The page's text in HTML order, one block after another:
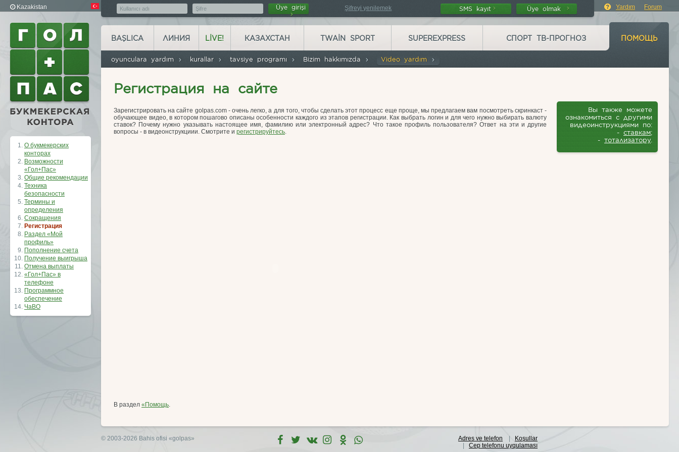
Kazakistan Yardım Forum
Şifreyi yenilemek SMS kayıt Üye olmak
О букмекерских
конторах
Возможности
«Гол+Пас»
Общие рекомендации
Техника
безопасности
Термины и
определения
Сокращения
Регистрация
Раздел «Мой
профиль»
Пополнение счета
Получение выигрыша
Отмена выплаты
«Гол+Пас» в
телефоне
Программное
обеспечение
ЧаВО
BAŞLICA ЛИНИЯ LIVE! КАЗАХСТАН TWAIN SPORT SUPEREXPRESS СПОРТ ТВ-ПРОГНОЗ ПОМОЩЬ
oyunculara yardım kurallar tavsiye programı Bizim hakkımızda Video yardım
Регистрация на сайте
Вы также можете
ознакомиться с другими
видеоинструкциями по:
- ставкам;
- тотализатору.
Зарегистрировать на сайте golpas.com - очень легко, а для того, чтобы сделать этот процесс еще проще, мы предлагаем вам посмотреть скринкаст -
обучающее видео, в котором пошагово описаны особенности каждого из этапов регистрации. Как выбрать логин и для чего нужно выбирать валюту
ставок? Почему нужно указывать настоящее имя, фамилию или электронный адрес? Что такое профиль пользователя? Ответ на эти и другие
вопросы - в видеонструкциии. Смотрите и регистрируйтесь.
В раздел «Помощь.
© 2003-2026 Bahis ofisi «golpas» Adres ve telefon
Koşullar
Cep telefonu uyqulaması